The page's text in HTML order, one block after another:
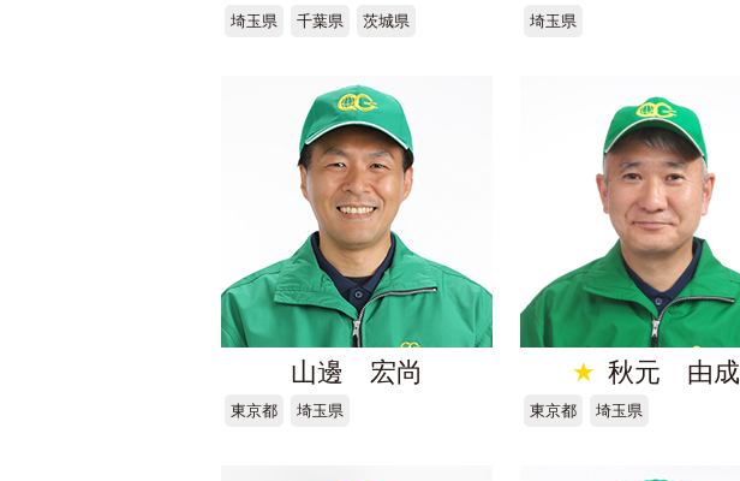
埼玉県 千葉県 茨城県 埼玉県
山邊 宏尚
東京都 埼玉県
★ 秋元 由成
東京都 埼玉県